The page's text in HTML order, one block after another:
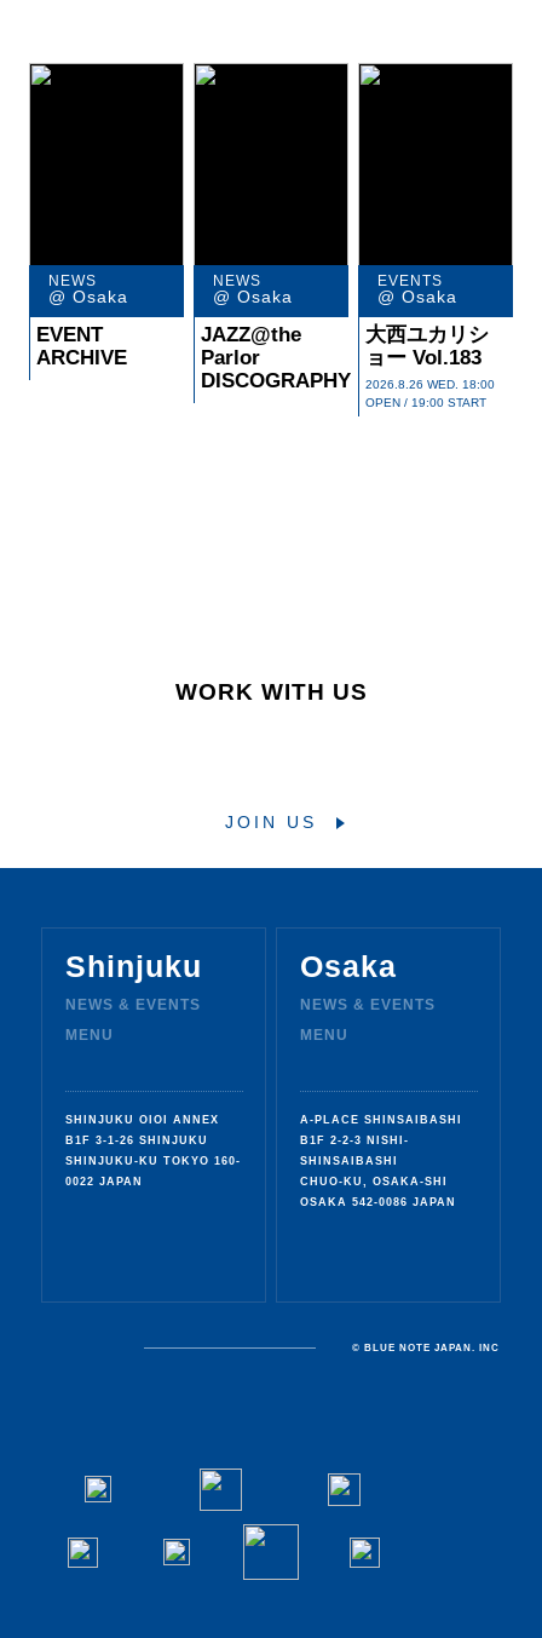
COMM D
@ Osaka
EVENT
ARCHIVE
@ Osaka
JAZZ@the
Parlor
DISCOGRAPHY
@ Osaka
大西ユカリシ
ョー Vol.183
2026.8.26 WED. 18:00
OPEN / 19:00 START
WORK WITH US
JOIN US
Shinjuku
NEWS & EVENTS
MENU
SHINJUKU OIOI ANNEX
B1F 3-1-26 SHINJUKU
SHINJUKU-KU TOKYO 160-
0022 JAPAN
Osaka
NEWS & EVENTS
MENU
A-PLACE SHINSAIBASHI
B1F 2-2-3 NISHI-
SHINSAIBASHI
CHUO-KU, OSAKA-SHI
OSAKA 542-0086 JAPAN
© BLUE NOTE JAPAN. INC